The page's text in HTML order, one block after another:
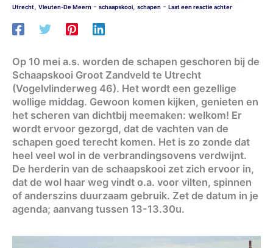
Utrecht, Vleuten-De Meern - schaapskooi, schapen - Laat een reactie achter
Op 10 mei a.s. worden de schapen geschoren bij de
Schaapskooi Groot Zandveld te Utrecht
(Vogelvlinderweg 46). Het wordt een gezellige
wollige middag. Gewoon komen kijken, genieten en
het scheren van dichtbij meemaken: welkom! Er
wordt ervoor gezorgd, dat de vachten van de
schapen goed terecht komen. Het is zo zonde dat
heel veel wol in de verbrandingsovens verdwijnt.
De herderin van de schaapskooi zet zich ervoor in,
dat de wol haar weg vindt o.a. voor vilten, spinnen
of anderszins duurzaam gebruik. Zet de datum in je
agenda; aanvang tussen 13-13.30u.